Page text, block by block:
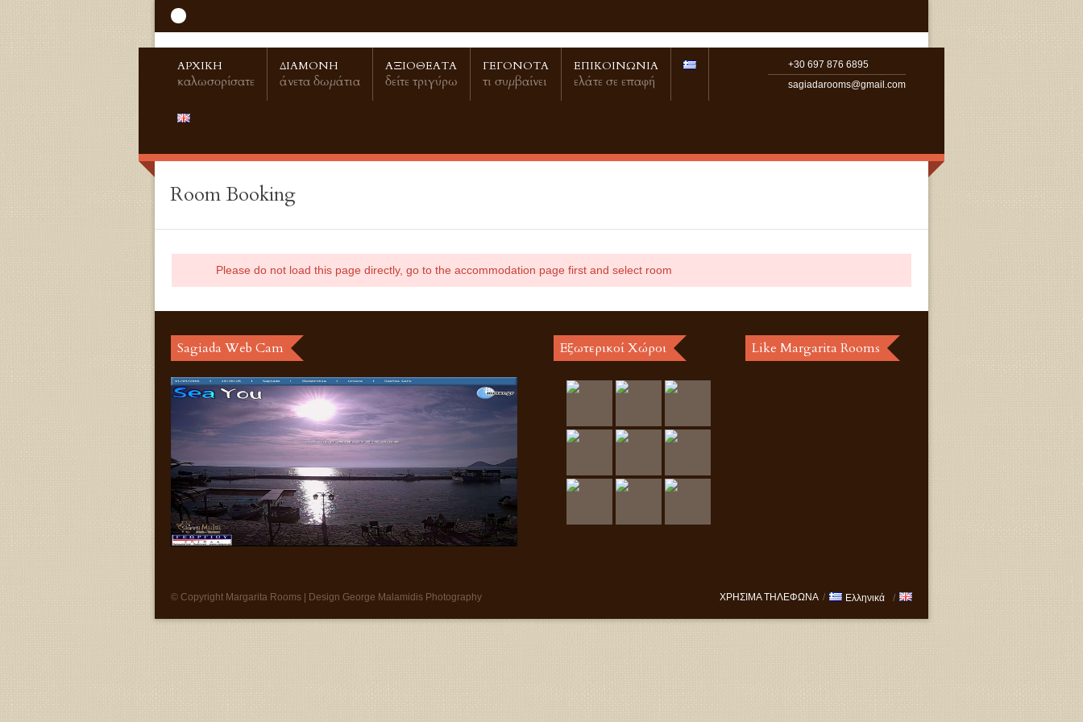
ΑΡΧΙΚΗ
καλωσορίσατε
ΔΙΑΜΟΝΗ
άνετα δωμάτια
ΑΞΙΟΘΕΑΤΑ
δείτε τριγύρω
ΓΕΓΟΝΟΤΑ
τι συμβαίνει
ΕΠΙΚΟΙΝΩΝΙΑ
ελάτε σε επαφή
+30 697 876 6895
sagiadarooms@gmail.com
Room Booking
Please do not load this page directly, go to the accommodation page first and select room
Sagiada Web Cam Εξωτερικοί Χώροι Like Margarita Rooms
© Copyright Margarita Rooms | Design George Malamidis Photography ΧΡΗΣΙΜΑ ΤΗΛΕΦΩΝΑ / Ελληνικά /